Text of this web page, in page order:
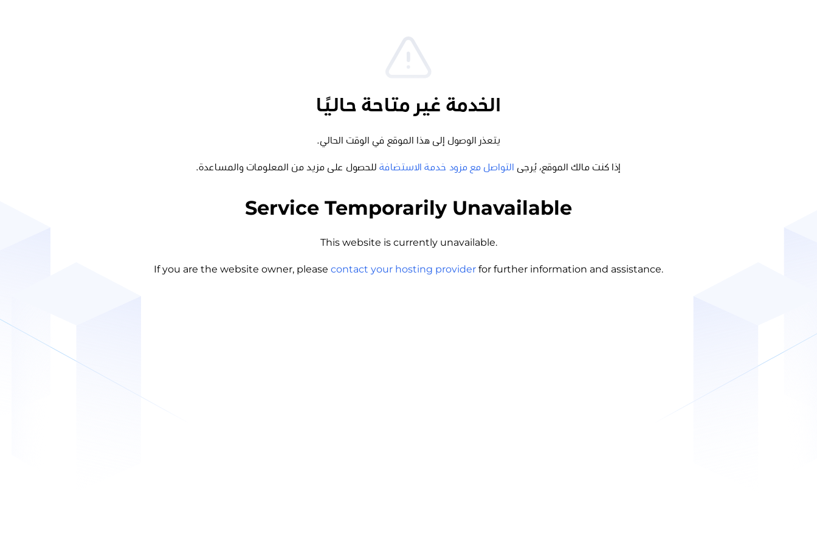
الخدمة غير متاحة حاليًا
يتعذر الوصول إلى هذا الموقع في الوقت الحالي.
إذا كنت مالك الموقع، يُرجى التواصل مع مزود خدمة الاستضافة للحصول على مزيد من المعلومات والمساعدة.
Service Temporarily Unavailable
This website is currently unavailable.
If you are the website owner, please contact your hosting provider for further information and assistance.